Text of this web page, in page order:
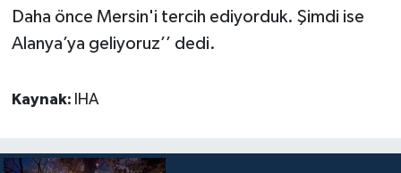
Daha önce Mersin'i tercih ediyorduk. Şimdi ise
Alanya’ya geliyoruz’’ dedi.
Kaynak: IHA